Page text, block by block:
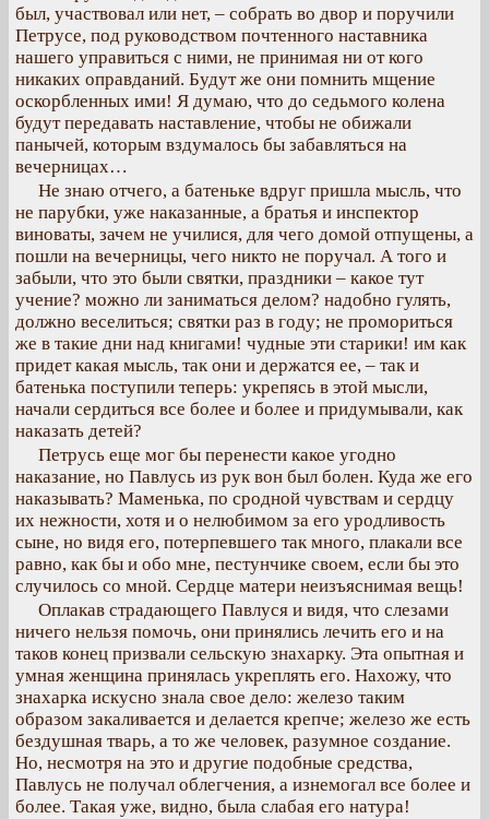
был, участвовал или нет, – собрать во двор и поручили
Петрусе, под руководством почтенного наставника
нашего управиться с ними, не принимая ни от кого
никаких оправданий. Будут же они помнить мщение
оскорбленных ими! Я думаю, что до седьмого колена
будут передавать наставление, чтобы не обижали
панычей, которым вздумалось бы забавляться на
вечерницах…
Не знаю отчего, а батеньке вдруг пришла мысль, что
не парубки, уже наказанные, а братья и инспектор
виноваты, зачем не училися, для чего домой отпущены, а
пошли на вечерницы, чего никто не поручал. А того и
забыли, что это были святки, праздники – какое тут
учение? можно ли заниматься делом? надобно гулять,
должно веселиться; святки раз в году; не промориться
же в такие дни над книгами! чудные эти старики! им как
придет какая мысль, так они и держатся ее, – так и
батенька поступили теперь: укрепясь в этой мысли,
начали сердиться все более и более и придумывали, как
наказать детей?
Петрусь еще мог бы перенести какое угодно
наказание, но Павлусь из рук вон был болен. Куда же его
наказывать? Маменька, по сродной чувствам и сердцу
их нежности, хотя и о нелюбимом за его уродливость
сыне, но видя его, потерпевшего так много, плакали все
равно, как бы и обо мне, пестунчике своем, если бы это
случилось со мной. Сердце матери неизъяснимая вещь!
Оплакав страдающего Павлуся и видя, что слезами
ничего нельзя помочь, они принялись лечить его и на
таков конец призвали сельскую знахарку. Эта опытная и
умная женщина принялась укреплять его. Нахожу, что
знахарка искусно знала свое дело: железо таким
образом закаливается и делается крепче; железо же есть
бездушная тварь, а то же человек, разумное создание.
Но, несмотря на это и другие подобные средства,
Павлусь не получал облегчения, а изнемогал все более и
более. Такая уже, видно, была слабая его натура!